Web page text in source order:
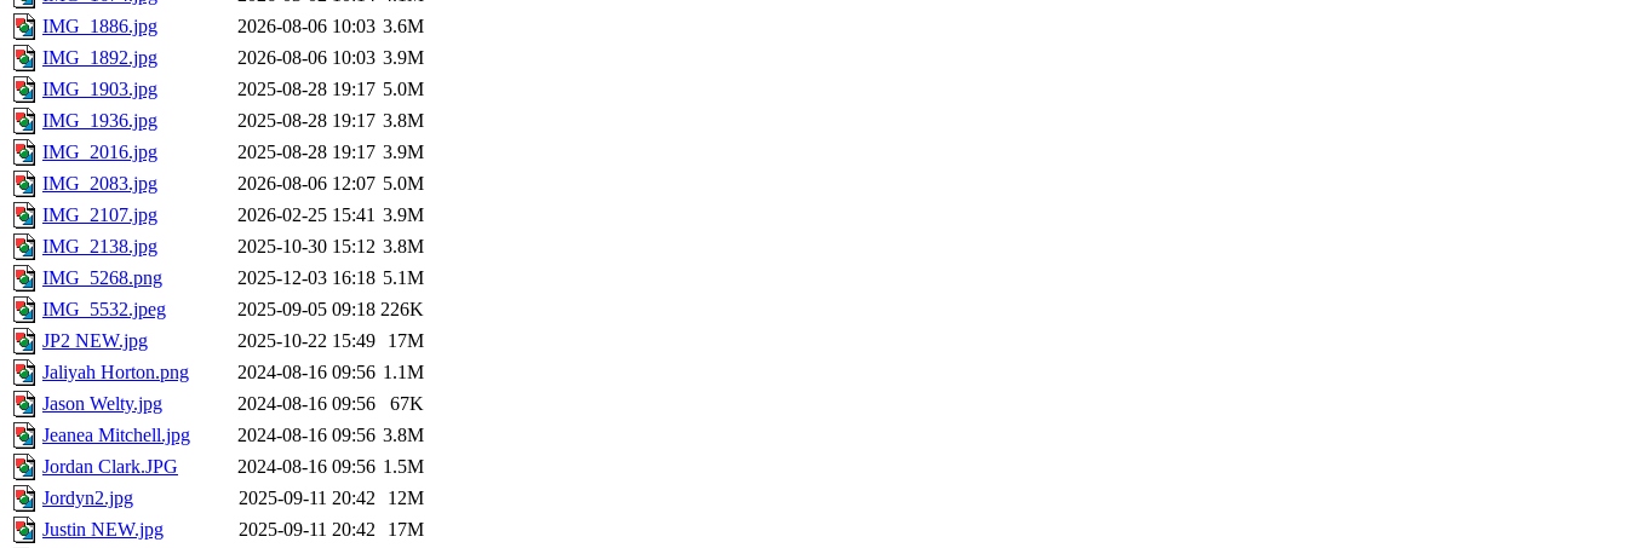
IMG_1886.jpg
2026-08-06 10:03 3.6M
IMG_1892.jpg
2026-08-06 10:03 3.9M
IMG_1903.jpg
2025-08-28 19:17 5.0M
IMG_1936.jpg
2025-08-28 19:17 3.8M
IMG_2016.jpg
2025-08-28 19:17 3.9M
IMG_2083.jpg
2026-08-06 12:07 5.0M
IMG_2107.jpg
2026-02-25 15:41 3.9M
IMG_2138.jpg
2025-10-30 15:12 3.8M
IMG_5268.png
2025-12-03 16:18 5.1M
IMG_5532.jpeg
2025-09-05 09:18 226K
JP2 NEW.jpg
2025-10-22 15:49
17M
Jaliyah Horton.png
2024-08-16 09:56 1.1M
Jason Welty.jpg
2024-08-16 09:56
67K
Jeanea Mitchell.jpg
2024-08-16 09:56 3.8M
Jordan Clark.JPG
2024-08-16 09:56 1.5M
Jordyn2.jpg
2025-09-11 20:42
12M
Justin NEW.jpg
2025-09-11 20:42
17M